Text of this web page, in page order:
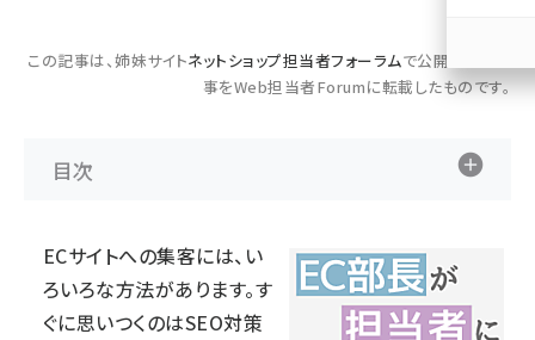
この記事は、姉妹サイトネットショップ担当者フォーラムで公開された記
事をWeb担当者Forumに転載したものです。
目次
ECサイトへの集客には、い
ろいろな方法があります。す
ぐに思いつくのはSEO対策